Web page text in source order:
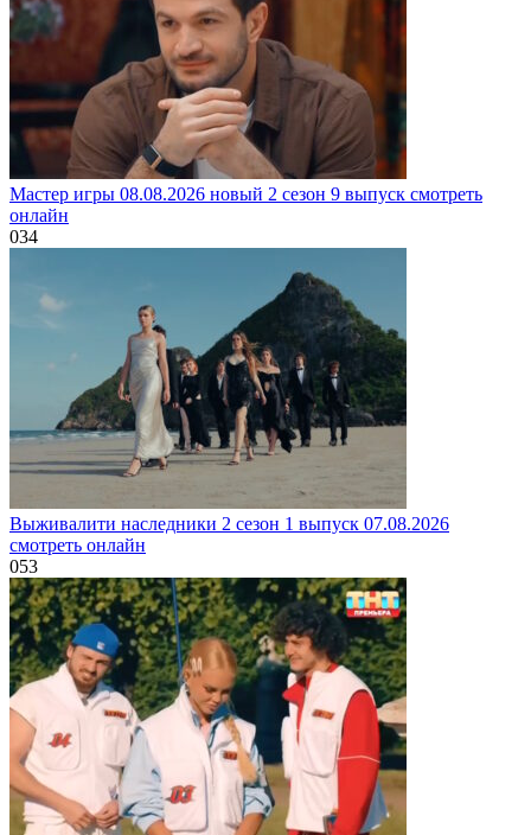
Мастер игры 08.08.2026 новый 2 сезон 9 выпуск смотреть
онлайн
034
Выживалити наследники 2 сезон 1 выпуск 07.08.2026
смотреть онлайн
053